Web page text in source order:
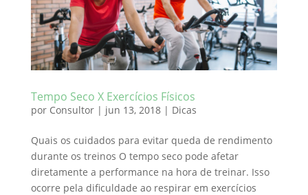
Tempo Seco X Exercícios Físicos
por Consultor| jun 13, 2018| Dicas
Quais os cuidados para evitar queda de rendimento
durante os treinos O tempo seco pode afetar
diretamente a performance na hora de treinar. Isso
ocorre pela dificuldade ao respirar em exercícios